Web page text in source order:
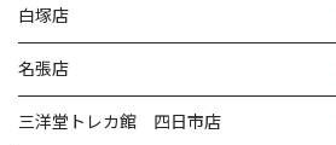
白塚店
名張店
三洋堂トレカ館 四日市店